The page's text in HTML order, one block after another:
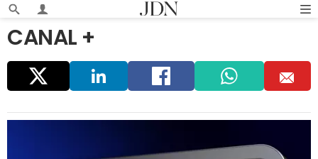
CANAL +